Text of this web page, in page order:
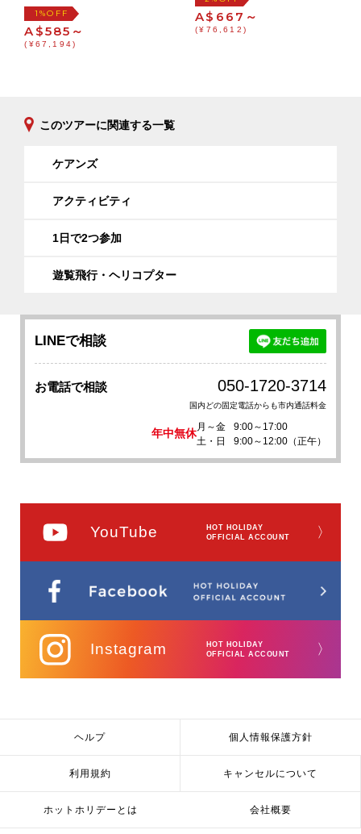
1%OFF
A$585～
(¥67,194)
A$667～
(¥76,612)
このツアーに関連する一覧
ケアンズ
アクティビティ
1日で2つ参加
遊覧飛行・ヘリコプター
LINEで相談
お電話で相談 050-1720-3714
国内どの固定電話からも市内通話料金
年中無休
月～金
9:00～17:00
土・日
9:00～12:00（正午）
YouTube
HOT HOLIDAY
OFFICIAL ACCOUNT
〉
Instagram
HOT HOLIDAY
OFFICIAL ACCOUNT
〉
ヘルプ 個人情報保護方針
利用規約 キャンセルについて
ホットホリデーとは 会社概要